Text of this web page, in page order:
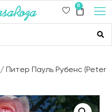
0
/ Питер Пауль Рубенс (Peter